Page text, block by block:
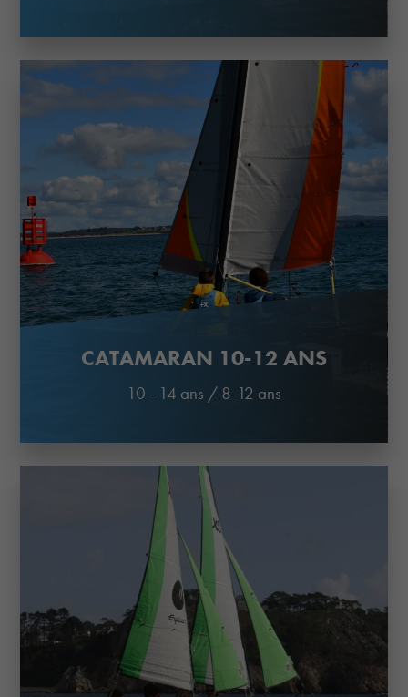
CATAMARAN 10-12 ANS
10 - 14 ans / 8-12 ans